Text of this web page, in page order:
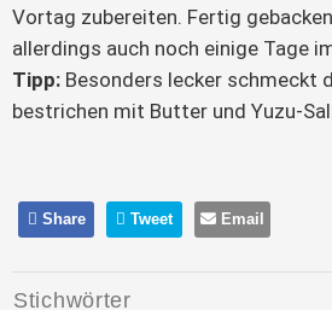
Vortag zubereiten. Fertig
allerdings auch noch einige Tage
Tipp: Besonders lecker schmeckt
bestrichen mit Butter und Yuzu-
Share Tweet Email
Stichwörter